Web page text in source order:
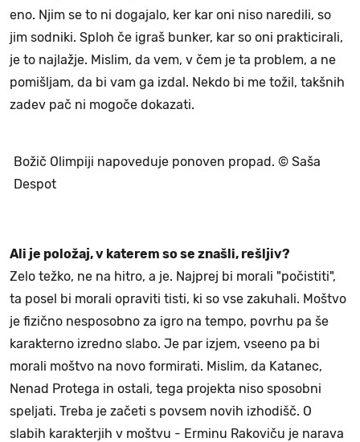
eno. Njim se to ni dogajalo, ker kar oni niso naredili, so
jim sodniki. Sploh če igraš bunker, kar so oni prakticirali,
je to najlažje. Mislim, da vem, v čem je ta problem, a ne
pomišljam, da bi vam ga izdal. Nekdo bi me tožil, takšnih
zadev pač ni mogoče dokazati.
Božič Olimpiji napoveduje ponoven propad. © Saša
Despot
Ali je položaj, v katerem so se znašli, rešljiv?
Zelo težko, ne na hitro, a je. Najprej bi morali "počistiti",
ta posel bi morali opraviti tisti, ki so vse zakuhali. Moštvo
je fizično nesposobno za igro na tempo, povrhu pa še
karakterno izredno slabo. Je par izjem, vseeno pa bi
morali moštvo na novo formirati. Mislim, da Katanec,
Nenad Protega in ostali, tega projekta niso sposobni
speljati. Treba je začeti s povsem novih izhodišč. O
slabih karakterjih v moštvu - Erminu Rakoviču je narava